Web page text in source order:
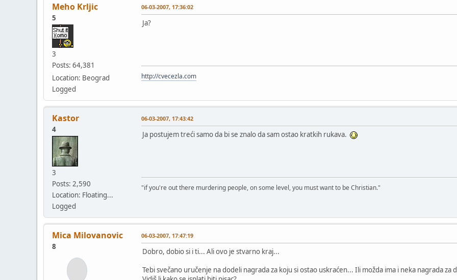
Meho Krljic
5
3
Posts: 64,381
Location: Beograd
Logged
06-03-2007, 17:36:02
Ja?
http://cvecezla.com
Kastor
4
3
Posts: 2,590
Location: Floating...
Logged
06-03-2007, 17:43:42
Ja postujem treći samo da bi se znalo da sam ostao kratkih rukava.
"if you're out there murdering people, on some level, you must want to be Christian."
Mica Milovanovic
8
06-03-2007, 17:47:19
Dobro, dobio si i ti... Ali ovo je stvarno kraj...
Tebi svečano uručenje na dodeli nagrada za koju si ostao uskraćen... Ili možda ima i neka nagrada za